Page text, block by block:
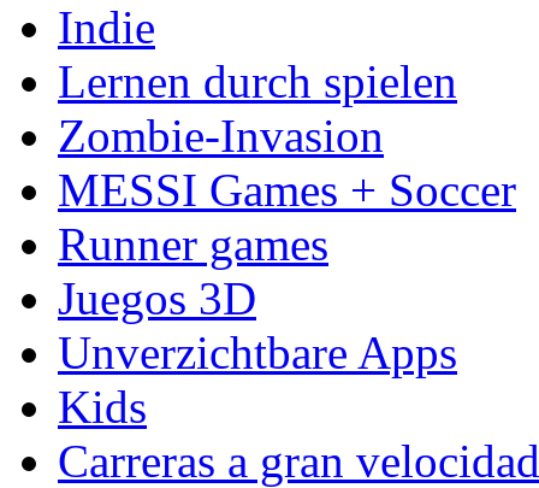
Indie
Lernen durch spielen
Zombie-Invasion
MESSI Games + Soccer
Runner games
Juegos 3D
Unverzichtbare Apps
Kids
Carreras a gran velocidad